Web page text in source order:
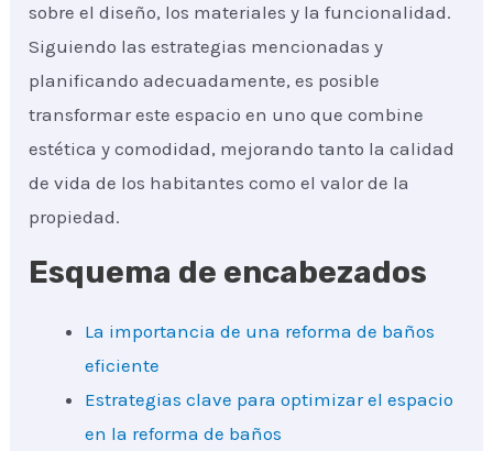
sobre el diseño, los materiales y la funcionalidad.
Siguiendo las estrategias mencionadas y
planificando adecuadamente, es posible
transformar este espacio en uno que combine
estética y comodidad, mejorando tanto la calidad
de vida de los habitantes como el valor de la
propiedad.
Esquema de encabezados
La importancia de una reforma de baños
eficiente
Estrategias clave para optimizar el espacio
en la reforma de baños